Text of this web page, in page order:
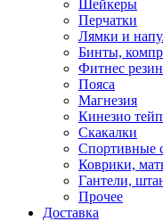
Шейкеры
Перчатки
Лямки и
Бинты,
Фитнес
Пояса
Магнезия
Кинезио
Скакалки
Спортивные
Коврики,
Гантели,
Прочее
Доставка